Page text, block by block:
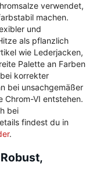
verwendet,
machen.
und
als pflanzlich
wie Lederjacken,
Palette an Farben
korrekter
bei unsachgemäßer
Chrom-VI entstehen.
bei
findest du in
.